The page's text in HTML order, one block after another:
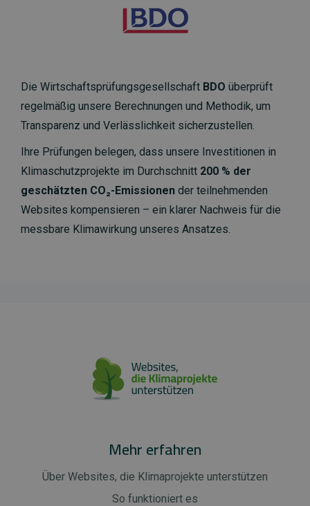
Die Wirtschaftsprüfungsgesellschaft BDO überprüft
regelmäßig unsere Berechnungen und Methodik, um
Transparenz und Verlässlichkeit sicherzustellen.
Ihre Prüfungen belegen, dass unsere Investitionen in
Klimaschutzprojekte im Durchschnitt 200 % der
geschätzten CO₂-Emissionen der teilnehmenden
Websites kompensieren – ein klarer Nachweis für die
messbare Klimawirkung unseres Ansatzes.
Mehr erfahren
Über Websites, die Klimaprojekte unterstützen
So funktioniert es